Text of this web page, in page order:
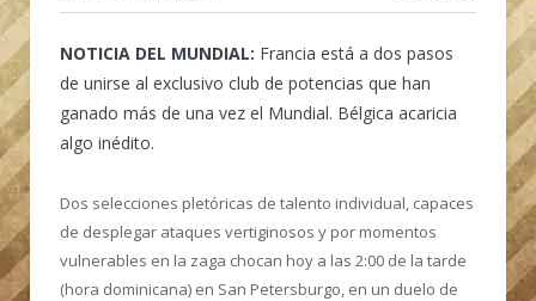
NOTICIA DEL MUNDIAL: Francia está a dos pasos
de unirse al exclusivo club de potencias que han
ganado más de una vez el Mundial. Bélgica acaricia
algo inédito.
Dos selecciones pletóricas de talento individual, capaces
de desplegar ataques vertiginosos y por momentos
vulnerables en la zaga chocan hoy a las 2:00 de la tarde
(hora dominicana) en San Petersburgo, en un duelo de